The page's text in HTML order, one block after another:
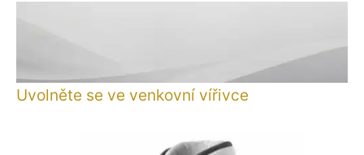
Uvolněte se ve venkovní vířivce